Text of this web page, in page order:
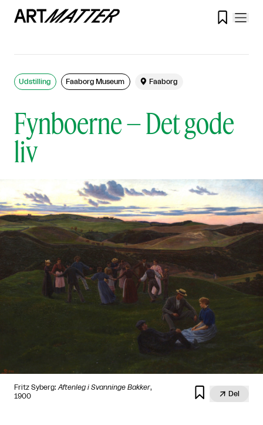

Fynboerne – Det gode
liv
Udstilling Faaborg Museum  Faaborg
Fritz Syberg: Aftenleg i Svanninge Bakker,
1900
  Del